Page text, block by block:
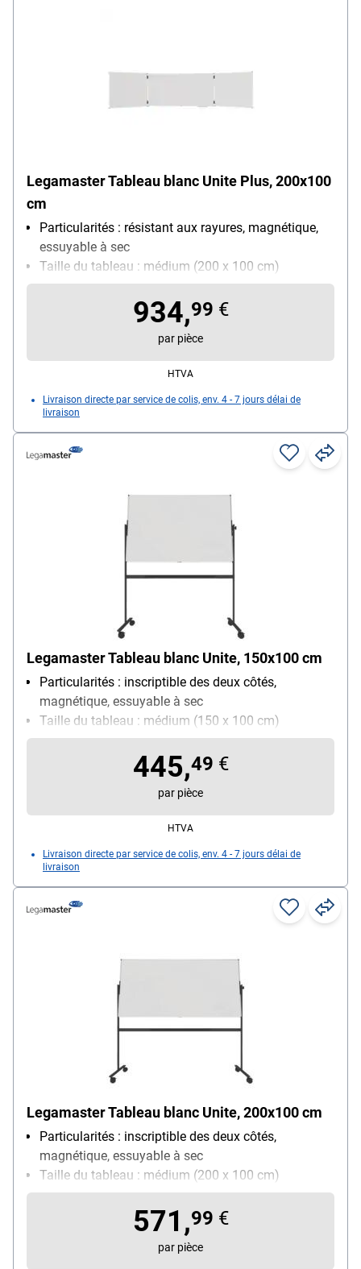
Legamaster Tableau blanc Unite Plus, 200x100
cm
Particularités : résistant aux rayures, magnétique,
essuyable à sec
Taille du tableau : médium (200 x 100 cm)
Utilisation : utilisation quotidienne
934,99 €
par pièce
HTVA
Livraison directe par service de colis, env. 4 - 7 jours délai de
livraison
Legamaster Tableau blanc Unite, 150x100 cm
Particularités : inscriptible des deux côtés,
magnétique, essuyable à sec
Taille du tableau : médium (150 x 100 cm)
Utilisation : utilisation fréquente
445,49 €
par pièce
HTVA
Livraison directe par service de colis, env. 4 - 7 jours délai de
livraison
Legamaster Tableau blanc Unite, 200x100 cm
Particularités : inscriptible des deux côtés,
magnétique, essuyable à sec
Taille du tableau : médium (200 x 100 cm)
Utilisation : utilisation fréquente
571,99 €
par pièce